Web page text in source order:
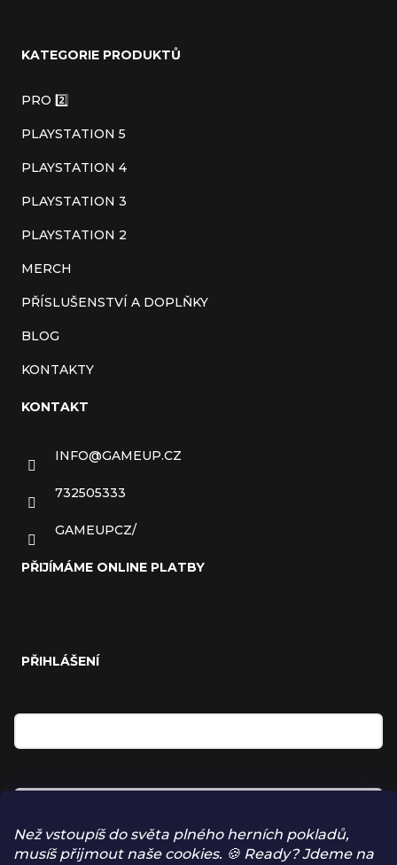
Než vstoupíš do světa plného herních pokladů,
musíš přijmout naše cookies. 🍪 Ready? Jdeme na
KATEGORIE PRODUKTŮ
PRO 2️⃣
PLAYSTATION 5
PLAYSTATION 4
PLAYSTATION 3
PLAYSTATION 2
MERCH
PŘÍSLUŠENSTVÍ A DOPLŇKY
BLOG
KONTAKTY
KONTAKT
INFO@GAMEUP.CZ
732505333
GAMEUPCZ/
PŘIJÍMÁME ONLINE PLATBY
PŘIHLÁŠENÍ
Přihlásit se